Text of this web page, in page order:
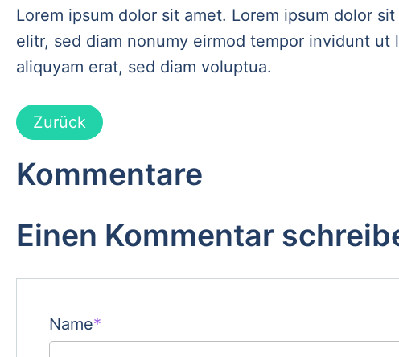
Lorem ipsum dolor sit amet. Lorem ipsum dolor
elitr, sed diam nonumy eirmod tempor invidunt ut
aliquyam erat, sed diam voluptua.
Zurück
Kommentare
Einen Kommentar
Pflichtfeld
Name*